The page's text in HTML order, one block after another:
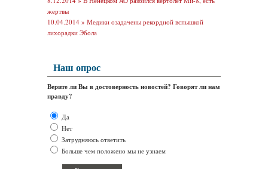
жертвы
10.04.2014 » Медики озадачены рекордной вспышкой
лихорадки Эбола
Наш опрос
Верите ли Вы в достоверность новостей? Говорят ли нам
правду?
Да
Нет
Затрудняюсь ответить
Больше чем положено мы не узнаем